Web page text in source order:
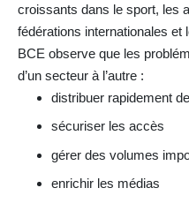
croissants dans le sport, les
fédérations internationales et
BCE observe que les
d’un secteur à l’autre :
distribuer rapidement
sécuriser les accès
gérer des volumes
enrichir les médias